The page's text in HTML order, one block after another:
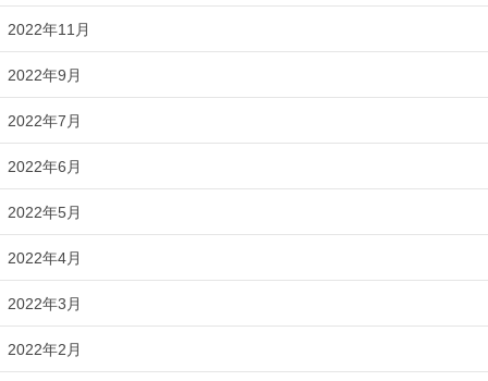
2022年11月
2022年9月
2022年7月
2022年6月
2022年5月
2022年4月
2022年3月
2022年2月